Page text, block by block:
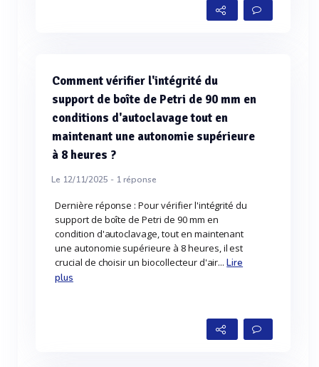
Comment vérifier l'intégrité du
support de boîte de Petri de 90 mm en
conditions d'autoclavage tout en
maintenant une autonomie supérieure
à 8 heures ?
Le 12/11/2025 - 1réponse
Dernière réponse : Pour vérifier l'intégrité du
support de boîte de Petri de 90 mm en
condition d'autoclavage, tout en maintenant
une autonomie supérieure à 8 heures, il est
crucial de choisir un biocollecteur d'air...Lire
plus